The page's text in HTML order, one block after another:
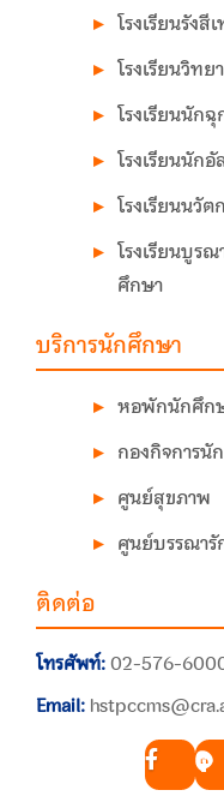
โรงเรียนรังสี
โรงเรียนวิท
โรงเรียนนัก
โรงเรียนนัก
โรงเรียนนวั
โรงเรียนบูร
ศึกษา
บริการนักศึกษา
หอพักนักศึก
กองกิจการนั
ศูนย์สุขภาพ
ศูนย์บรรณา
ติดต่อ
โทรศัพท์:02-576-
Email: